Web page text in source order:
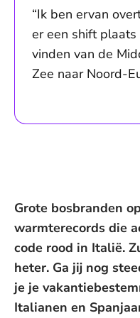
“Ik ben ervan
er een shift
vinden van de
Zee naar Noord-
Grote bosbranden
warmterecords die
code rood in Italië.
heter. Ga jij nog
je je
Italianen en